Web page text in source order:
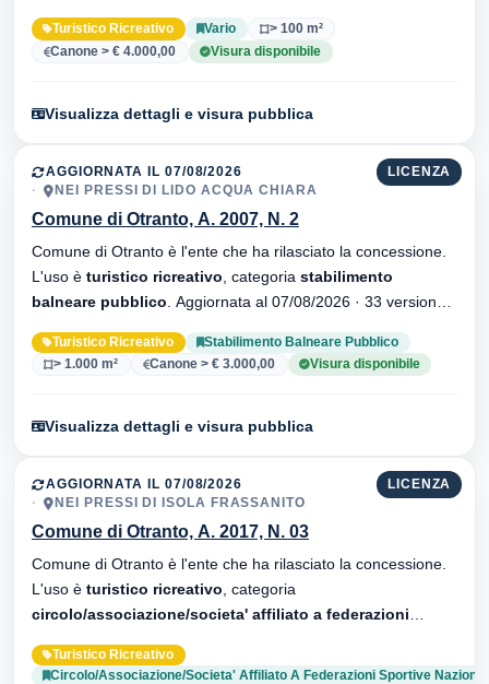
Turistico Ricreativo Vario
> 100 m²
Canone > € 4.000,00
Visura disponibile
Visualizza dettagli e visura pubblica
LICENZA
AGGIORNATA IL 07/08/2026
NEI PRESSI DI LIDO ACQUA CHIARA
Comune di Otranto, A. 2007, N. 2
Comune di Otranto è l'ente che ha rilasciato la concessione.
L'uso è turistico ricreativo , categoria stabilimento
balneare pubblico
Turistico Ricreativo
Stabilimento Balneare Pubblico
> 1.000 m²
Canone > € 3.000,00 Visura disponibile
Visualizza dettagli e visura pubblica
LICENZA
AGGIORNATA IL 07/08/2026
NEI PRESSI DI ISOLA FRASSANITO
Comune di Otranto, A. 2017, N. 03
Comune di Otranto è l'ente che ha rilasciato la concessione.
L'uso è turistico ricreativo , categoria
circolo/associazione/societa' affiliato a federazioni
dell'atto.
Turistico Ricreativo
Circolo/Associazione/Societa' Affiliato A Federazioni Sportive